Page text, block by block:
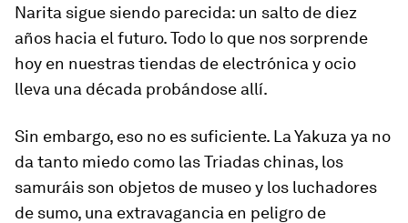
Narita sigue siendo parecida: un salto de diez
años hacia el futuro. Todo lo que nos sorprende
hoy en nuestras tiendas de electrónica y ocio
lleva una década probándose allí.
Sin embargo, eso no es suficiente. La Yakuza ya no
da tanto miedo como las Triadas chinas, los
samuráis son objetos de museo y los luchadores
de sumo, una extravagancia en peligro de